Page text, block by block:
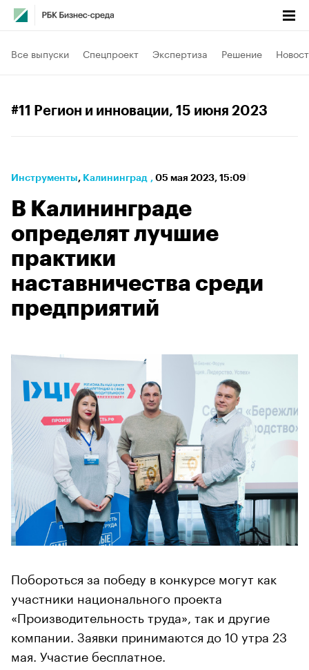
Все выпуски Спецпроект Экспертиза Решение
#11 Регион и инновации, 15 июня 2023
Инструменты⁠, Калининград , 05 мая 2023, 15:09
В Калининграде
определят лучшие
практики
наставничества среди
предприятий
Побороться за победу в конкурсе могут как
участники национального проекта
«Производительность труда», так и другие
компании. Заявки принимаются до 10 утра 23
мая. Участие бесплатное.